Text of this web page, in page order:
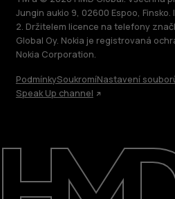
O nás
Oprava, opětovné použití,
Podpora
Jungin aukio 9, 02600 Espoo,
2. Držitelem licence na telefony
Global Oy. Nokia je registrovaná
Nokia Corporation.
PodmínkySoukromíNastavení
Speak Up channel